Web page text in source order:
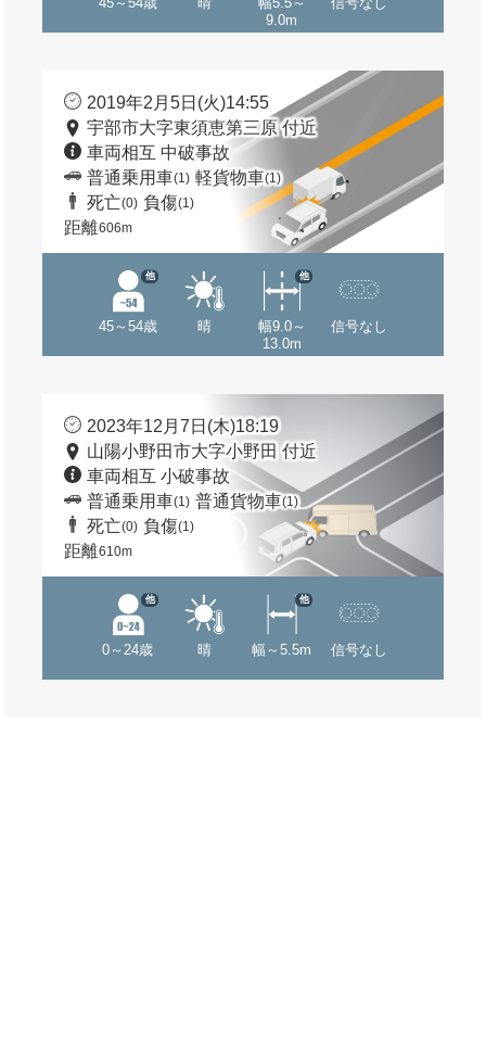
9.0m
2019年2月5日(火)14:55
宇部市大字東須恵第三原 付近
車両相互 中破事故
普通乗用車(1) 軽貨物車(1)
死亡(0) 負傷(1)
距離606m
45～54歳
他
晴
幅9.0～
13.0m
他
信号なし
2023年12月7日(木)18:19
山陽小野田市大字小野田 付近
車両相互 小破事故
普通乗用車(1) 普通貨物車(1)
死亡(0) 負傷(1)
距離610m
0～24歳
他
晴 幅～5.5m
他
信号なし